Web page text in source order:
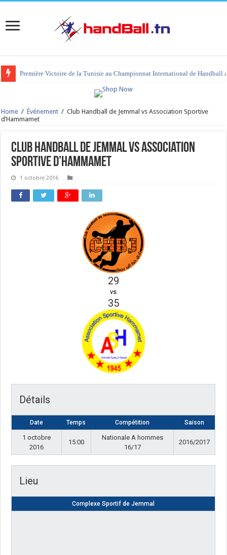
Première Victoire de la Tunisie au Championnat International de Handball
Home / Événement / Club Handball de Jemmal vs Association Sportive
d’Hammamet
Club Handball de Jemmal vs Association
Sportive d’Hammamet
1 octobre 2016
29
vs
35
Détails
Date Temps Compétition Saison
1 octobre
2016
15:00
Nationale A hommes
16/17
2016/2017
Lieu
Complexe Sportif de Jemmal